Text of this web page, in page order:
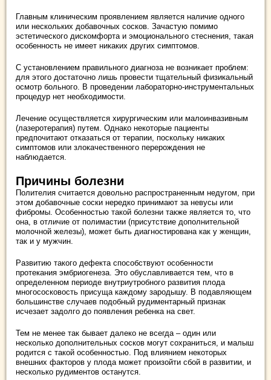
Главным клиническим проявлением является наличие одного
или нескольких добавочных сосков. Зачастую помимо
эстетического дискомфорта и эмоционального стеснения, такая
особенность не имеет никаких других симптомов.
С установлением правильного диагноза не возникает проблем:
для этого достаточно лишь провести тщательный физикальный
осмотр больного. В проведении лабораторно-инструментальных
процедур нет необходимости.
Лечение осуществляется хирургическим или малоинвазивным
(лазеротерапия) путем. Однако некоторые пациенты
предпочитают отказаться от терапии, поскольку никаких
симптомов или злокачественного перерождения не
наблюдается.
Причины болезни
Полителия считается довольно распространенным недугом, при
этом добавочные соски нередко принимают за невусы или
фибромы. Особенностью такой болезни также является то, что
она, в отличие от полимастии (присутствие дополнительной
молочной железы), может быть диагностирована как у женщин,
так и у мужчин.
Развитию такого дефекта способствуют особенности
протекания эмбриогенеза. Это обуславливается тем, что в
определенном периоде внутриутробного развития плода
многососковость присуща каждому зародышу. В подавляющем
большинстве случаев подобный рудиментарный признак
исчезает задолго до появления ребенка на свет.
Тем не менее так бывает далеко не всегда – один или
несколько дополнительных сосков могут сохраниться, и малыш
родится с такой особенностью. Под влиянием некоторых
внешних факторов у плода может произойти сбой в развитии, и
несколько рудиментов останутся.